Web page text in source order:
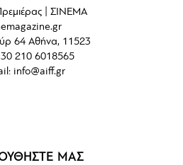
| ΣΙΝΕΜΑ
64 Αθήνα, 11523
210 6018565
info@aiff.gr
ΜΑΣ